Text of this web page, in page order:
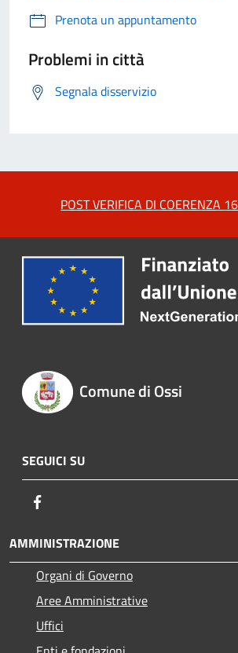
Prenota un appuntamento
Problemi in città
Segnala disservizio
POST VERIFICA DI COERENZA
Comune di Ossi
SEGUICI SU
AMMINISTRAZIONE
Organi di Governo
Aree Amministrative
Uffici